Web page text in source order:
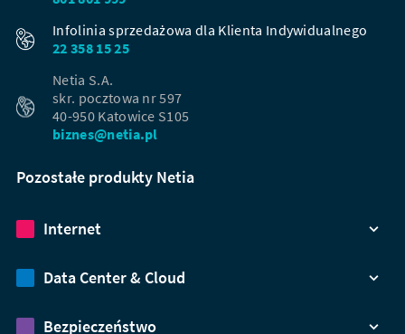
Infolinia sprzedażowa dla Klienta Indywidualnego
22 358 15 25
Netia S.A.
skr. pocztowa nr 597
40-950 Katowice S105
biznes@netia.pl
Pozostałe produkty Netia
Internet
Data Center & Cloud
Bezpieczeństwo